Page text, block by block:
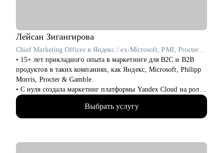
Лейсан Зигангирова
Chief Marketing Officer в Яндекс / ex-Microsoft, PMI, Procter & Gamble
• 15+ лет прикладного опыта в маркетинге для B2C и B2B
продуктов в таких компаниях, как Яндекс, Microsoft, Philipp
Morris, Procter & Gamble.
• С нуля создала маркетинг платформы Yandex Cloud на роли
Сhief Marketing Officer, превратив за 5 лет продукт в
крупнейшую облачную платформу в России и сделав из
бренда lovemark для аудиторий бизнеса и индивидуальных
Выбрать услугу